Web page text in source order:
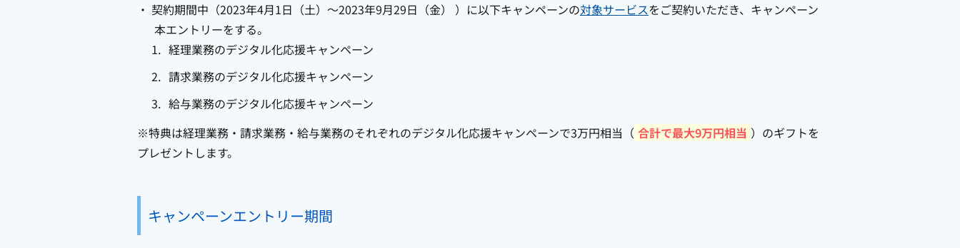
契約期間中（2023年4月1日（土）～2023年9月29日（金） ）に以下キャンペーンの対象サービスをご契約いただき、キャンペーン
本エントリーをする。
経理業務のデジタル化応援キャンペーン
請求業務のデジタル化応援キャンペーン
給与業務のデジタル化応援キャンペーン
※特典は経理業務・請求業務・給与業務のそれぞれのデジタル化応援キャンペーンで3万円相当（ 合計で最大9万円相当 ）のギフトを
プレゼントします。
キャンペーンエントリー期間